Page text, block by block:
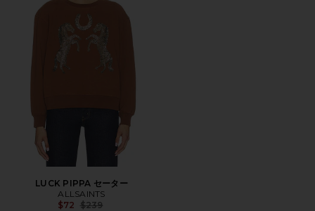
LUCK PIPPA セーター
ALLSAINTS
$72 Previous price:
$239